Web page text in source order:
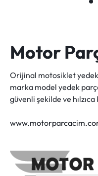
Motor
Orijinal motosiklet
marka model yedek
güvenli şekilde ve